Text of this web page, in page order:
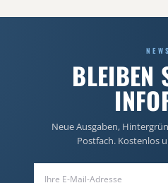
BLEIBEN
Neue Ausgaben,
Postfach. Kostenlos